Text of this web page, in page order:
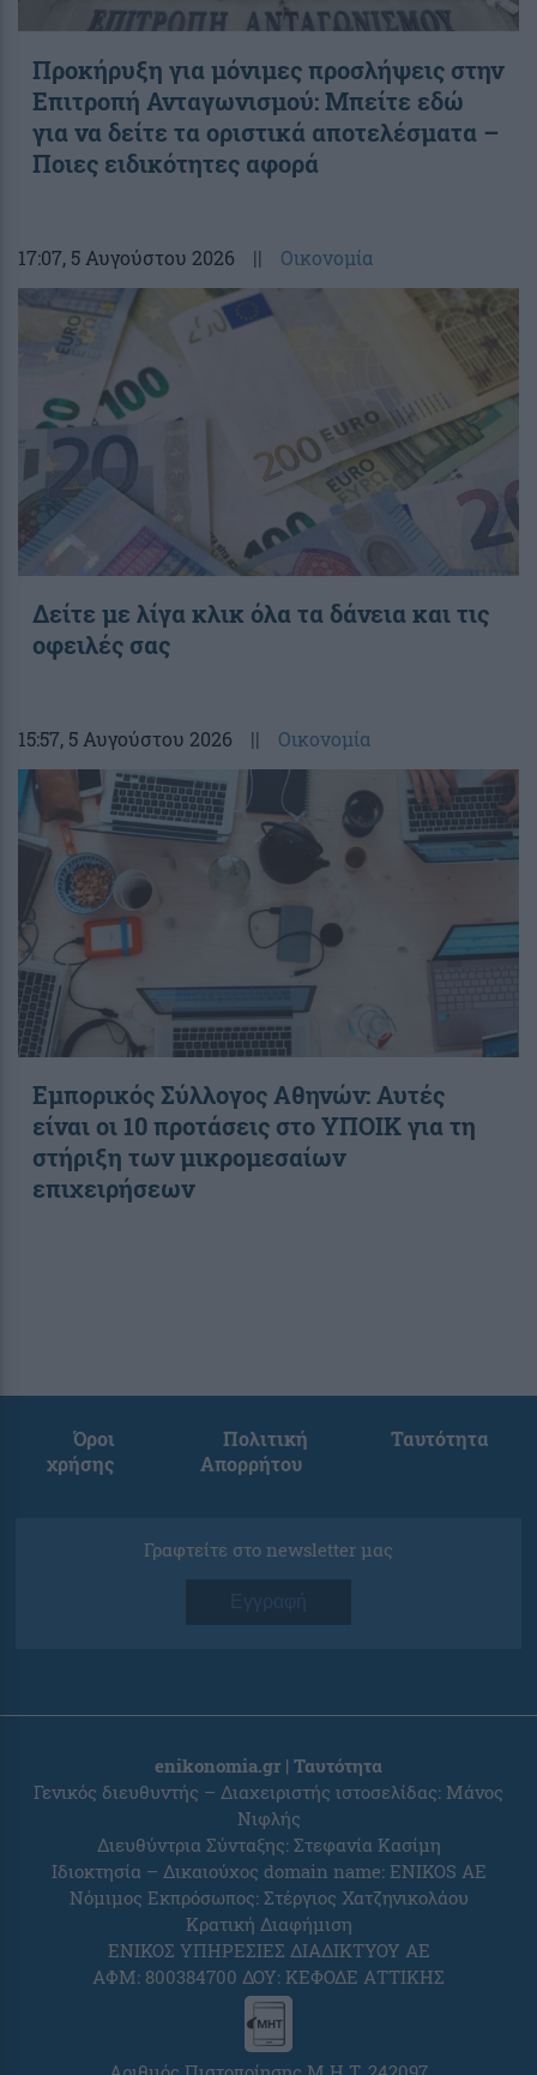
Προκήρυξη για μόνιμες προσλήψεις στην
Επιτροπή Ανταγωνισμού: Μπείτε εδώ
για να δείτε τα οριστικά αποτελέσματα –
Ποιες ειδικότητες αφορά
17:07, 5 Αυγούστου 2026 || Οικονομία
Δείτε με λίγα κλικ όλα τα δάνεια και τις
οφειλές σας
15:57, 5 Αυγούστου 2026 || Οικονομία
Εμπορικός Σύλλογος Αθηνών: Αυτές
είναι οι 10 προτάσεις στο ΥΠΟΙΚ για τη
στήριξη των μικρομεσαίων
επιχειρήσεων
Όροι
χρήσης
Πολιτική
Απορρήτου
Ταυτότητα
Γραφτείτε στο newsletter μας
Εγγραφή
enikonomia.gr | Ταυτότητα
Γενικός διευθυντής – Διαχειριστής ιστοσελίδας: Μάνος
Νιφλής
Διευθύντρια Σύνταξης: Στεφανία Κασίμη
Ιδιοκτησία – Δικαιούχος domain name: ENIKOS AE
Νόμιμος Εκπρόσωπος: Στέργιος Χατζηνικολάου
Κρατική Διαφήμιση
ΕΝΙΚΟΣ ΥΠΗΡΕΣΙΕΣ ΔΙΑΔΙΚΤΥΟΥ ΑΕ
ΑΦΜ: 800384700 ΔΟΥ: ΚΕΦΟΔΕ ΑΤΤΙΚΗΣ